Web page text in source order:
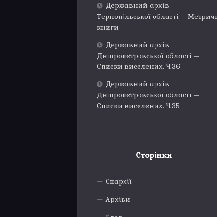
Державний архів
Тернопільської області –
книги
Державний архів
Дніпропетровської області –
Списки виселених. Ч.36
Державний архів
Дніпропетровської області –
Списки виселених. Ч.35
Сторінки
Єпархії
Архіви